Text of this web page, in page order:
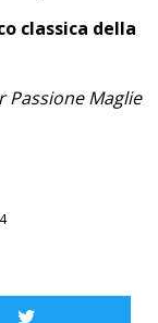
classica della
Passione Maglie